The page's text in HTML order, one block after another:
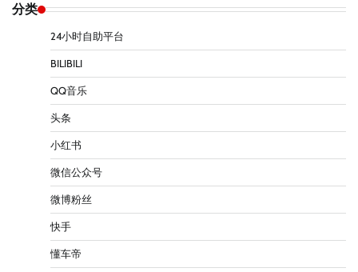
分类
24小时自助平台
BILIBILI
QQ音乐
头条
小红书
微信公众号
微博粉丝
快手
懂车帝